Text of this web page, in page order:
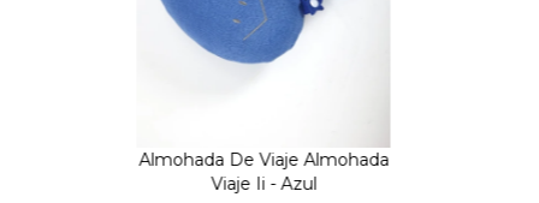
Almohada De Viaje Almohada
Viaje Ii - Azul